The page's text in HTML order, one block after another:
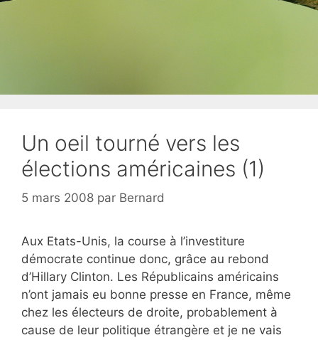
Un oeil tourné vers les
élections américaines (1)
5 mars 2008 par Bernard
Aux Etats-Unis, la course à l’investiture
démocrate continue donc, grâce au rebond
d’Hillary Clinton. Les Républicains américains
n’ont jamais eu bonne presse en France, même
chez les électeurs de droite, probablement à
cause de leur politique étrangère et je ne vais